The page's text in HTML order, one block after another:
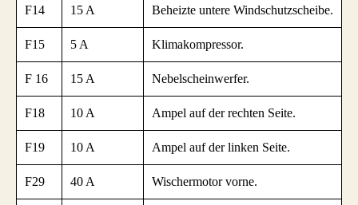
F14 15 A Beheizte untere Windschutzscheibe.
F15 5 A Klimakompressor.
F 16 15 A Nebelscheinwerfer.
F18 10 A Ampel auf der rechten Seite.
F19 10 A Ampel auf der linken Seite.
F29 40 A Wischermotor vorne.